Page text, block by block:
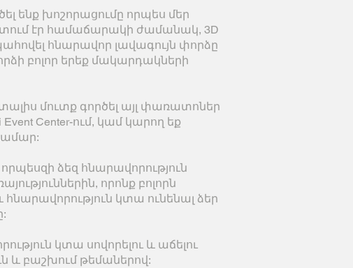
ենք խոշորացումը որպես մեր
էր համաճարակի ժամանակ, 3D
հնարավոր լավագույն փորձը
բոլոր երեք մակարդակների
մուտք գործել այլ փառատոներ
Center-ում, կամ կարող եք
որպեսզի ձեզ հնարավորություն
որոնք բոլորն
կտա ունենալ ձեր
կտա սովորելու և աճելու
և բաշխում թեմաներով: